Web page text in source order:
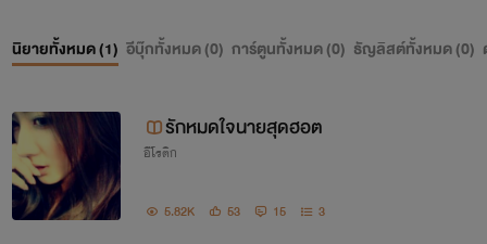
นิยายทั้งหมด (1) อีบุ๊กทั้งหมด (0) การ์ตูนทั้งหมด (0) ธัญลิสต์ทั้งหมด (0)
รักหมดใจนายสุดฮอต
อีโรติก
5.82K 53 15 3